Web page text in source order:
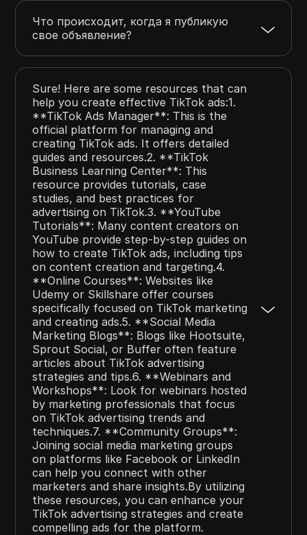
Что происходит, когда я публикую
свое объявление?
Sure! Here are some resources that can
help you create effective TikTok ads:1.
**TikTok Ads Manager**: This is the
official platform for managing and
creating TikTok ads. It offers detailed
guides and resources.2. **TikTok
Business Learning Center**: This
resource provides tutorials, case
studies, and best practices for
advertising on TikTok.3. **YouTube
Tutorials**: Many content creators on
YouTube provide step-by-step guides on
how to create TikTok ads, including tips
on content creation and targeting.4.
**Online Courses**: Websites like
Udemy or Skillshare offer courses
specifically focused on TikTok marketing
and creating ads.5. **Social Media
Marketing Blogs**: Blogs like Hootsuite,
Sprout Social, or Buffer often feature
articles about TikTok advertising
strategies and tips.6. **Webinars and
Workshops**: Look for webinars hosted
by marketing professionals that focus
on TikTok advertising trends and
techniques.7. **Community Groups**:
Joining social media marketing groups
on platforms like Facebook or LinkedIn
can help you connect with other
marketers and share insights.By utilizing
these resources, you can enhance your
TikTok advertising strategies and create
compelling ads for the platform.